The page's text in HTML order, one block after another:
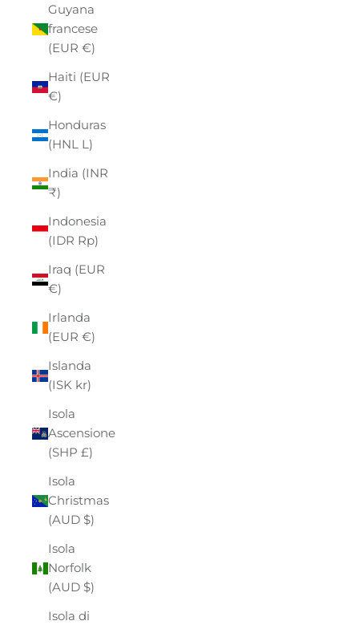
Guyana
francese
(EUR €)
Haiti (EUR
€)
Honduras
(HNL L)
India (INR
₹)
Indonesia
(IDR Rp)
Iraq (EUR
€)
Irlanda
(EUR €)
Islanda
(ISK kr)
Isola
Ascensione
(SHP £)
Isola
Christmas
(AUD $)
Isola
Norfolk
(AUD $)
Isola di